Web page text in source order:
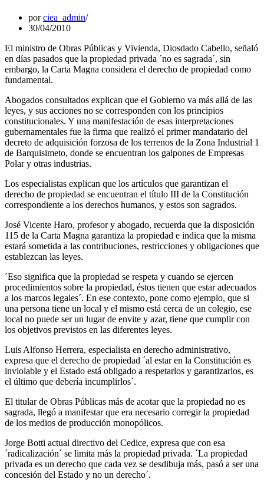
porciea_admin
30/04/2010
El ministro de Obras Públicas y Vivienda, Diosdado Cabello, señaló
en días pasados que la propiedad privada ´no es sagrada´, sin
embargo, la Carta Magna considera el derecho de propiedad como
fundamental.
Abogados consultados explican que el Gobierno va más allá de las
leyes, y sus acciones no se corresponden con los principios
constitucionales. Y una manifestación de esas interpretaciones
gubernamentales fue la firma que realizó el primer mandatario del
decreto de adquisición forzosa de los terrenos de la Zona Industrial 1
de Barquisimeto, donde se encuentran los galpones de Empresas
Polar y otras industrias.
Los especialistas explican que los artículos que garantizan el
derecho de propiedad se encuentran el título III de la Constitución
correspondiente a los derechos humanos, y estos son sagrados.
José Vicente Haro, profesor y abogado, recuerda que la disposición
115 de la Carta Magna garantiza la propiedad e indica que la misma
estará sometida a las contribuciones, restricciones y obligaciones que
establezcan las leyes.
´Eso significa que la propiedad se respeta y cuando se ejercen
procedimientos sobre la propiedad, éstos tienen que estar adecuados
a los marcos legales´. En ese contexto, pone como ejemplo, que si
una persona tiene un local y el mismo está cerca de un colegio, ese
local no puede ser un lugar de envite y azar, tiene que cumplir con
los objetivos previstos en las diferentes leyes.
Luis Alfonso Herrera, especialista en derecho administrativo,
expresa que el derecho de propiedad ´al estar en la Constitución es
inviolable y el Estado está obligado a respetarlos y garantizarlos, es
el último que debería incumplirlos´.
El titular de Obras Públicas más de acotar que la propiedad no es
sagrada, llegó a manifestar que era necesario corregir la propiedad
de los medios de producción monopólicos.
Jorge Botti actual directivo del Cedice, expresa que con esa
´radicalización´ se limita más la propiedad privada. ´La propiedad
privada es un derecho que cada vez se desdibuja más, pasó a ser una
concesión del Estado y no un derecho´.